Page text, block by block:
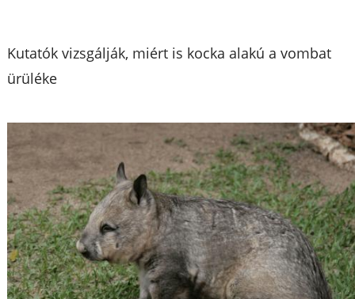
Kutatók vizsgálják, miért is kocka alakú a vombat
ürüléke